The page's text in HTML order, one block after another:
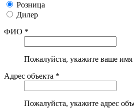
Розница
Дилер
ФИО *
Пожалуйста, укажите ваше имя
Адрес объекта *
Пожалуйста, укажите адрес